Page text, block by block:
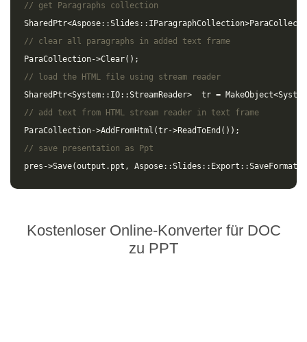
// get Paragraphs collection
SharedPtr<Aspose::Slides :: IParagraphCollection>
// clear all paragraphs in added text frame
ParaCollection->Clear();
// load the HTML file using stream reader
SharedPtr<System:: IO::StreamReader> tr = MakeObject<System
// add text from HTML stream reader in text frame
ParaCollection->AddFromHtml (tr->ReadToEnd ());
// save presentation as Ppt
pres ->Save(output . ppt , Aspose::Slides :: Export ::SaveFormat
Kostenloser Online-Konverter für DOC
zu PPT